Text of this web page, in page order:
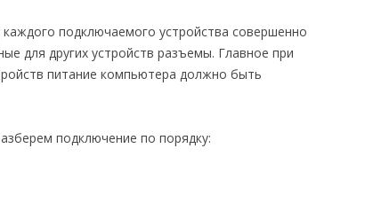
подключаемого устройства совершенно
для других устройств разъемы. Главное при
питание компьютера должно быть
подключение по порядку: